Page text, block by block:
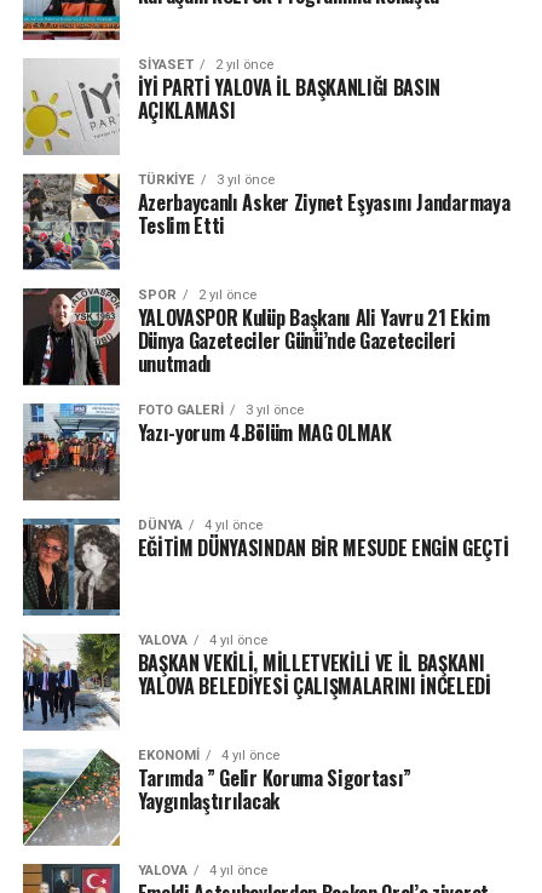
SIYASET 2 yıl önce
İYİ PARTİ YALOVA İL BAŞKANLIĞI BASIN
AÇIKLAMASI
TÜRKIYE 3 yıl önce
Azerbaycanlı Asker Ziynet Eşyasını Jandarmaya
Teslim Etti
SPOR 2 yıl önce
YALOVASPOR Kulüp Başkanı Ali Yavru 21 Ekim
Dünya Gazeteciler Günü’nde Gazetecileri
unutmadı
FOTO GALERI 3 yıl önce
Yazı-yorum 4.Bölüm MAG OLMAK
DÜNYA 4 yıl önce
EĞİTİM DÜNYASINDAN BİR MESUDE ENGİN GEÇTİ
YALOVA 4 yıl önce
BAŞKAN VEKİLİ, MİLLETVEKİLİ VE İL BAŞKANI
YALOVA BELEDİYESİ ÇALIŞMALARINI İNCELEDİ
EKONOMI 4 yıl önce
Tarımda ” Gelir Koruma Sigortası”
Yaygınlaştırılacak
YALOVA 4 yıl önce